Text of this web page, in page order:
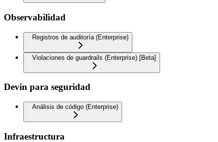
Observabilidad
Registros de auditoría (Enterprise)
Violaciones de guardrails (Enterprise) [Beta]
Devin para seguridad
Análisis de código (Enterprise)
Infraestructura